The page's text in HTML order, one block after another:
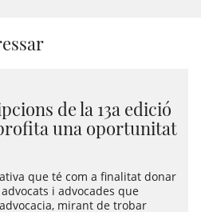
de la 13a edició
una oportunitat
que té com a finalitat donar
i advocades que
mirant de trobar